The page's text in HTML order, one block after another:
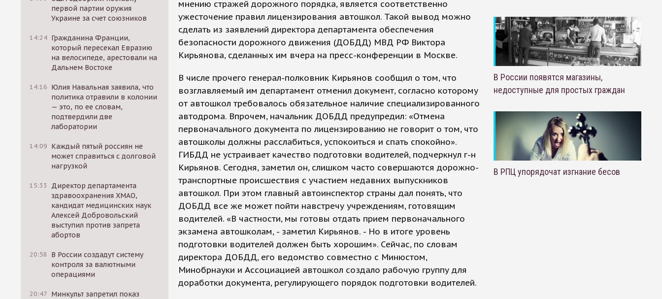
первой партии оружия
Украине за счет союзников
14:24 Гражданина Франции,
который пересекал Евразию
на велосипеде, арестовали на
Дальнем Востоке
14:16 Юлия Навальная заявила, что
политика отравили в колонии
— это, по ее словам,
подтвердили две
лаборатории
14:09 Каждый пятый россиян не
может справиться с долговой
нагрузкой
15:33
Директор департамента
здравоохранения ХМАО,
кандидат медицинских наук
Алексей Добровольский
выступил против запрета
абортов
20:58
В России создадут систему
контроля за валютными
операциями
20:47 Минкульт запретил показ
мнению стражей дорожного порядка, является соответственно
ужесточение правил лицензирования автошкол. Такой вывод можно
сделать из заявлений директора департамента обеспечения
безопасности дорожного движения (ДОБДД) МВД РФ Виктора
Кирьянова, сделанных им вчера на пресс-конференции в Москве.
В числе прочего генерал-полковник Кирьянов сообщил о том, что
возглавляемый им департамент отменил документ, согласно которому
от автошкол требовалось обязательное наличие специализированного
автодрома. Впрочем, начальник ДОБДД предупредил: «Отмена
первоначального документа по лицензированию не говорит о том, что
автошколы должны расслабиться, успокоиться и спать спокойно».
ГИБДД не устраивает качество подготовки водителей, подчеркнул г-н
Кирьянов. Сегодня, заметил он, слишком часто совершаются дорожно-
транспортные происшествия с участием недавних выпускников
автошкол. При этом главный автоинспектор страны дал понять, что
ДОБДД все же может пойти навстречу учреждениям, готовящим
водителей. «В частности, мы готовы отдать прием первоначального
экзамена автошколам, - заметил Кирьянов. - Но в итоге уровень
подготовки водителей должен быть хорошим». Сейчас, по словам
директора ДОБДД, его ведомство совместно с Минюстом,
Минобрнауки и Ассоциацией автошкол создало рабочую группу для
доработки документа, регулирующего порядок подготовки водителей.
В России появятся магазины,
недоступные для простых граждан
В РПЦ упорядочат изгнание бесов